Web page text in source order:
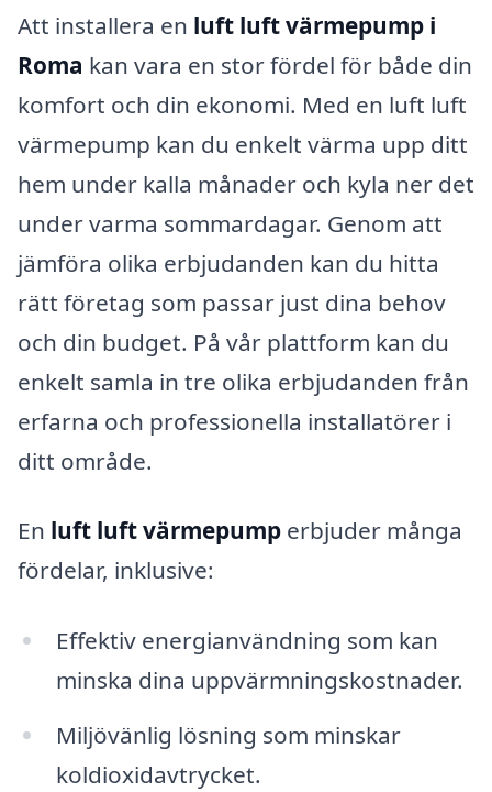
Att installera en luft luft värmepump i
Roma kan vara en stor fördel för både din
komfort och din ekonomi. Med en luft luft
värmepump kan du enkelt värma upp ditt
hem under kalla månader och kyla ner det
under varma sommardagar. Genom att
jämföra olika erbjudanden kan du hitta
rätt företag som passar just dina behov
och din budget. På vår plattform kan du
enkelt samla in tre olika erbjudanden från
erfarna och professionella installatörer i
ditt område.
En luft luft värmepump erbjuder många
fördelar, inklusive:
Effektiv energianvändning som kan
minska dina uppvärmningskostnader.
Miljövänlig lösning som minskar
koldioxidavtrycket.